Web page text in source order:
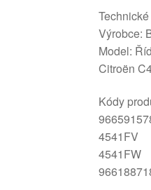
Výrobce:
Model:
Citroën
Kódy
4541FV
4541FW